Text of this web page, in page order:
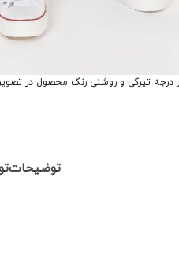
درجه تیرگی و روشنی رنگ محصول در
توضیحات